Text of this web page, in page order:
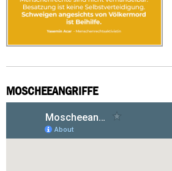
MOSCHEEANGRIFFE